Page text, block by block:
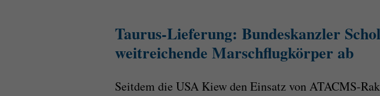
Taurus-Lieferung: Bundeskanzler
weitreichende Marschflugkörper ab
Seitdem die USA Kiew den Einsatz von ATACMS-